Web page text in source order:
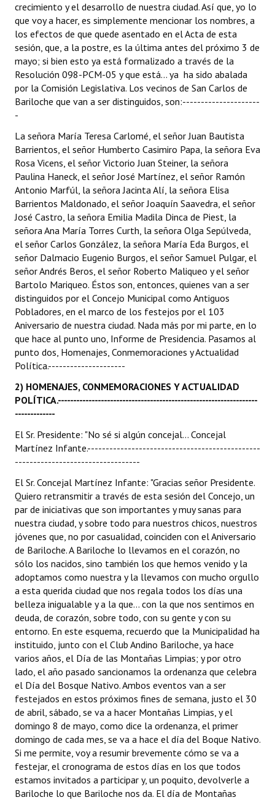
crecimiento y el desarrollo de nuestra ciudad. Así que, yo lo
que voy a hacer, es simplemente mencionar los nombres, a
los efectos de que quede asentado en el Acta de esta
sesión, que, a la postre, es la última antes del próximo 3 de
mayo; si bien esto ya está formalizado a través de la
Resolución 098-PCM-05 y que está... ya ha sido abalada
por la Comisión Legislativa. Los vecinos de San Carlos de
Bariloche que van a ser distinguidos, son:---------------------
-
La señora María Teresa Carlomé, el señor Juan Bautista
Barrientos, el señor Humberto Casimiro Papa, la señora Eva
Rosa Vicens, el señor Victorio Juan Steiner, la señora
Paulina Haneck, el señor José Martínez, el señor Ramón
Antonio Marfúl, la señora Jacinta Alí, la señora Elisa
Barrientos Maldonado, el señor Joaquín Saavedra, el señor
José Castro, la señora Emilia Madila Dinca de Piest, la
señora Ana María Torres Curth, la señora Olga Sepúlveda,
el señor Carlos González, la señora María Eda Burgos, el
señor Dalmacio Eugenio Burgos, el señor Samuel Pulgar, el
señor Andrés Beros, el señor Roberto Maliqueo y el señor
Bartolo Mariqueo. Éstos son, entonces, quienes van a ser
distinguidos por el Concejo Municipal como Antiguos
Pobladores, en el marco de los festejos por el 103
Aniversario de nuestra ciudad. Nada más por mi parte, en lo
que hace al punto uno, Informe de Presidencia. Pasamos al
punto dos, Homenajes, Conmemoraciones y Actualidad
Política.---------------------
2) HOMENAJES, CONMEMORACIONES Y ACTUALIDAD
POLÍTICA.-----------------------------------------------------------------
-------------
El Sr. Presidente: "No sé si algún concejal... Concejal
Martínez Infante.-----------------------------------------------
----------------------------------
El Sr. Concejal Martínez Infante: "Gracias señor Presidente.
Quiero retransmitir a través de esta sesión del Concejo, un
par de iniciativas que son importantes y muy sanas para
nuestra ciudad, y sobre todo para nuestros chicos, nuestros
jóvenes que, no por casualidad, coinciden con el Aniversario
de Bariloche. A Bariloche lo llevamos en el corazón, no
sólo los nacidos, sino también los que hemos venido y la
adoptamos como nuestra y la llevamos con mucho orgullo
a esta querida ciudad que nos regala todos los días una
belleza inigualable y a la que... con la que nos sentimos en
deuda, de corazón, sobre todo, con su gente y con su
entorno. En este esquema, recuerdo que la Municipalidad ha
instituido, junto con el Club Andino Bariloche, ya hace
varios años, el Día de las Montañas Limpias; y por otro
lado, el año pasado sancionamos la ordenanza que celebra
el Día del Bosque Nativo. Ambos eventos van a ser
festejados en estos próximos fines de semana, justo el 30
de abril, sábado, se va a hacer Montañas Limpias, y el
domingo 8 de mayo, como dice la ordenanza, el primer
domingo de cada mes, se va a hace el día del Boque Nativo.
Si me permite, voy a resumir brevemente cómo se va a
festejar, el cronograma de estos días en los que todos
estamos invitados a participar y, un poquito, devolverle a
Bariloche lo que Bariloche nos da. El día de Montañas